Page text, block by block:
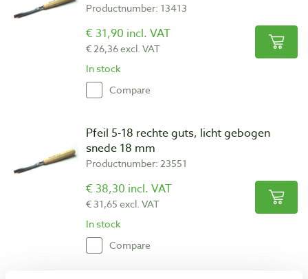
Productnumber: 13413
€ 31,90 incl. VAT
€ 26,36 excl. VAT
In stock
Compare
Pfeil 5-18 rechte guts, licht gebogen
snede 18 mm
Productnumber: 23551
€ 38,30 incl. VAT
€ 31,65 excl. VAT
In stock
Compare